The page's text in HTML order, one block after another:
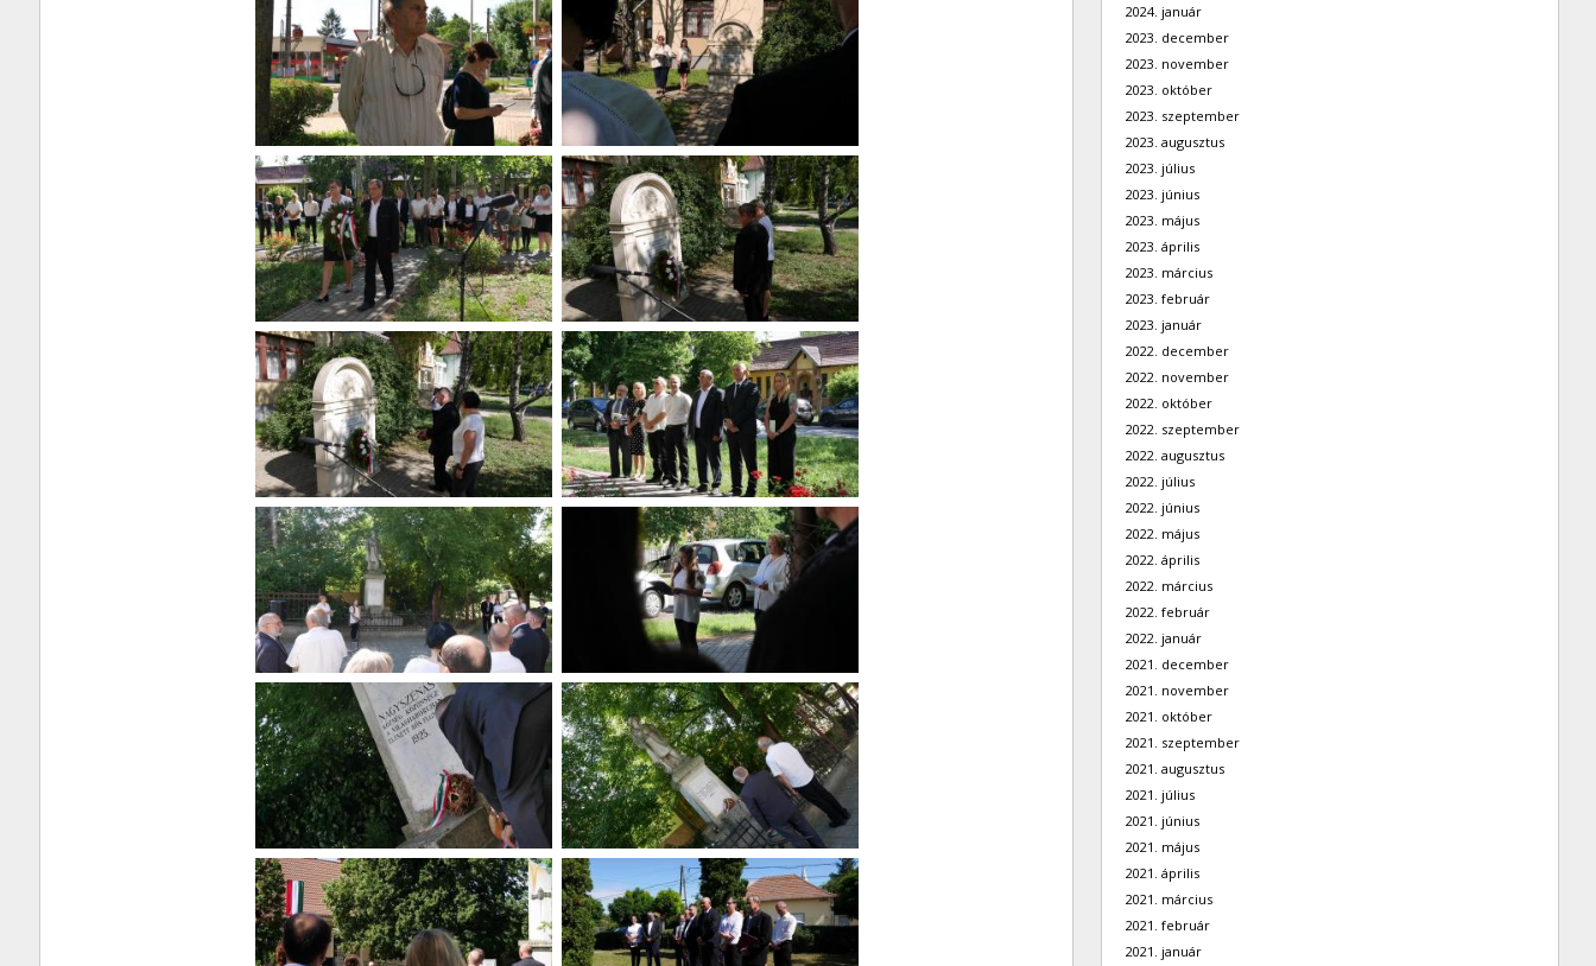
2024. január
2023. december
2023. november
2023. október
2023. szeptember
2023. augusztus
2023. július
2023. június
2023. május
2023. április
2023. március
2023. február
2023. január
2022. december
2022. november
2022. október
2022. szeptember
2022. augusztus
2022. július
2022. június
2022. május
2022. április
2022. március
2022. február
2022. január
2021. december
2021. november
2021. október
2021. szeptember
2021. augusztus
2021. július
2021. június
2021. május
2021. április
2021. március
2021. február
2021. január